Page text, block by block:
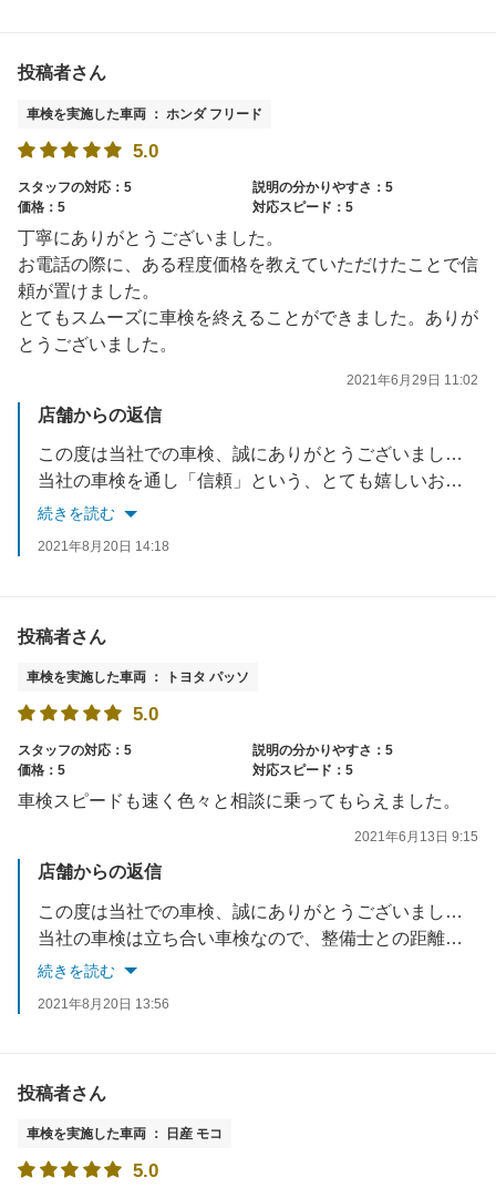
投稿者さん
車検を実施した車両 ： ホンダ フリード
5.0
スタッフの対応：5
説明の分かりやすさ：5
価格：5
対応スピード：5
丁寧にありがとうございました。
お電話の際に、ある程度価格を教えていただけたことで信
頼が置けました。
とてもスムーズに車検を終えることができました。ありが
とうございました。
2021年6月29日 11:02
店舗からの返信
この度は当社での車検、誠にありがとうございました。
当社の車検を通し「信頼」という、とても嬉しいお言葉を頂けたこと本当に嬉しく思っとります。
その言葉に恥じぬよう、今後も社員一同一丸となり頑張っていきます。
続きを読む
2021年8月20日 14:18
投稿者さん
車検を実施した車両 ： トヨタ パッソ
5.0
スタッフの対応：5
説明の分かりやすさ：5
価格：5
対応スピード：5
車検スピードも速く色々と相談に乗ってもらえました。
2021年6月13日 9:15
店舗からの返信
この度は当社での車検、誠にありがとうございました。
当社の車検は立ち合い車検なので、整備士との距離も近く色んな相談もお気軽にして頂けるのも特徴です。
また、ご不明な点等ございましたらお気軽にお問い合わせください。
続きを読む
2021年8月20日 13:56
投稿者さん
車検を実施した車両 ： 日産 モコ
5.0